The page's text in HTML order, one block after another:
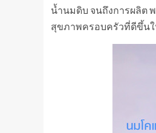
น้ำนมดิบ จนถึงการผลิต
สุขภาพครอบครัวที่ดีขึ้นใ